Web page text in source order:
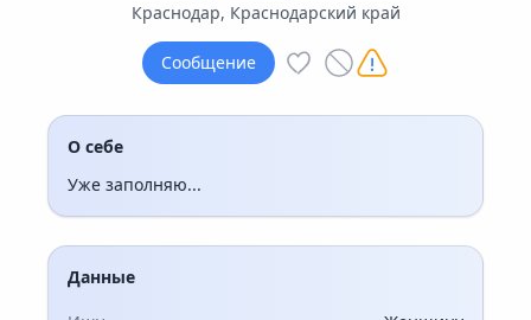
Краснодар, Краснодарский край
Сообщение
О себе
Уже заполняю...
Данные